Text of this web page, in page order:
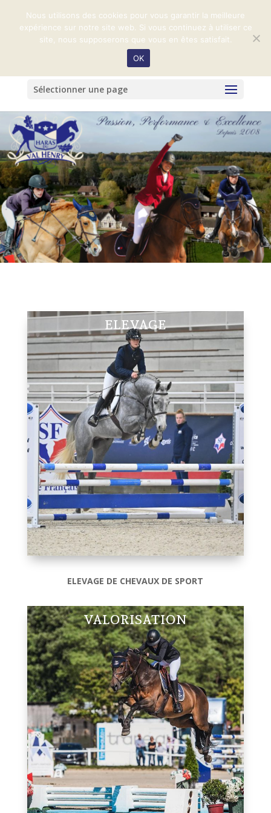
Sélectionner une page
ELEVAGE
ELEVAGE DE CHEVAUX DE SPORT
VALORISATION
Nous utilisons des cookies pour vous garantir la meilleure
expérience sur notre site web. Si vous continuez à utiliser ce
site, nous supposerons que vous en êtes satisfait.
OK